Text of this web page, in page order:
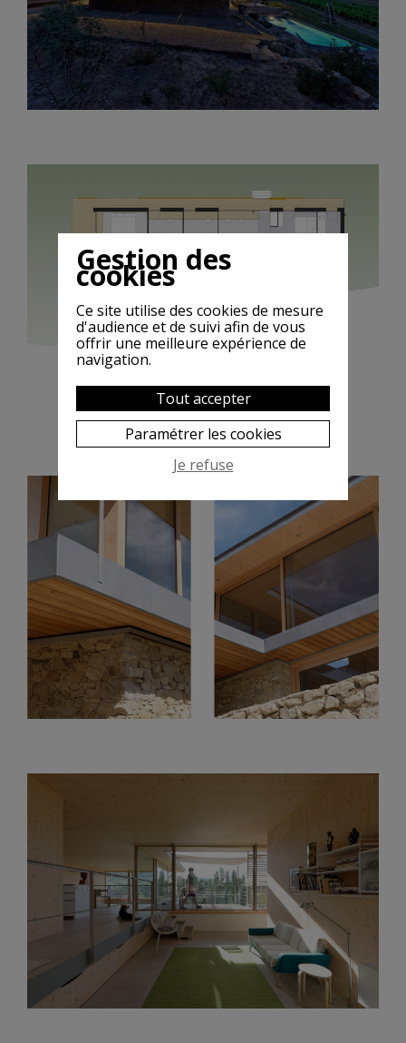
Gestion des
cookies
Ce site utilise des cookies de mesure
d'audience et de suivi afin de vous
offrir une meilleure expérience de
navigation.
Tout accepter
Paramétrer les cookies
Je refuse